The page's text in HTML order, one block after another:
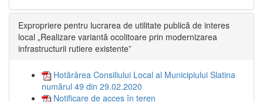
Expropriere pentru lucrarea de utilitate publică de interes
local „Realizare variantă ocolitoare prin modernizarea
infrastructurii rutiere existente”
Hotărârea Consiliului Local al Municipiului Slatina
numărul 49 din 29.02.2020
Notificare de acces în teren